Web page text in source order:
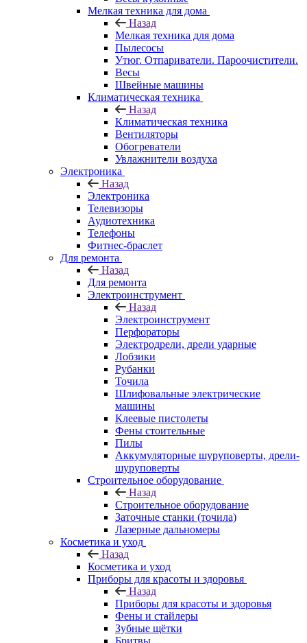
Мелкая техника для дома
Назад
Мелкая техника для дома
Пылесосы
Утюг. Отпариватели. Пароочистители.
Весы
Швейные машины
Климатическая техника
Назад
Климатическая техника
Вентиляторы
Обогреватели
Увлажнители воздуха
Электроника
Назад
Электроника
Телевизоры
Аудиотехника
Телефоны
Фитнес-браслет
Для ремонта
Назад
Для ремонта
Электроинструмент
Назад
Электроинструмент
Перфораторы
Электродрели, дрели ударные
Лобзики
Рубанки
Точила
Шлифовальные электрические
машины
Клеевые пистолеты
Фены стоительные
Пилы
Аккумуляторные шуруповерты, дрели-
шуруповерты
Строительное оборудование
Назад
Строительное оборудование
Заточные станки (точила)
Лазерные дальномеры
Косметика и уход
Назад
Косметика и уход
Приборы для красоты и здоровья
Назад
Приборы для красоты и здоровья
Фены и стайлеры
Зубные щётки
Бритвы